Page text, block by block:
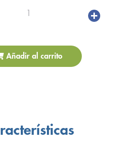
1
Añadir al carrito